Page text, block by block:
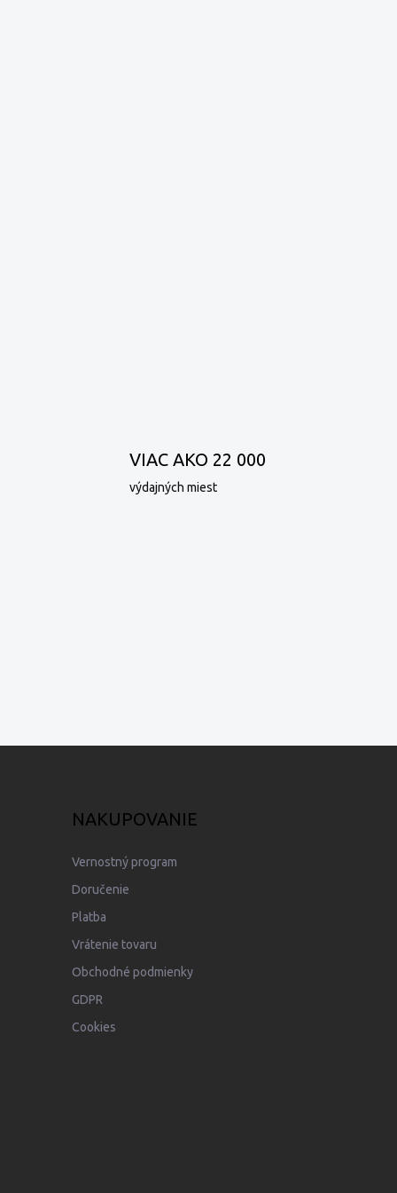
VIAC AKO 22 000
výdajných miest
NAKUPOVANIE
Vernostný program
Doručenie
Platba
Vrátenie tovaru
Obchodné podmienky
GDPR
Cookies